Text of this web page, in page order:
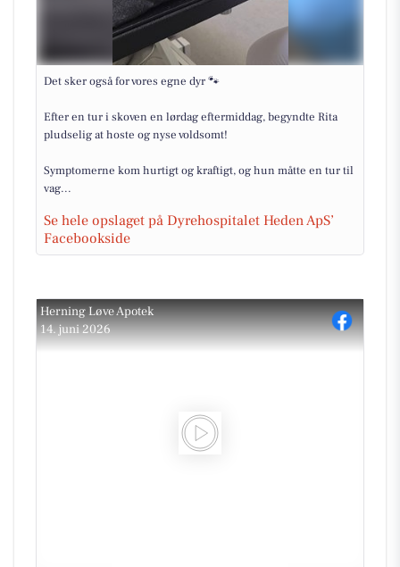
Det sker også for vores egne dyr 🐾
Efter en tur i skoven en lørdag eftermiddag, begyndte Rita
pludselig at hoste og nyse voldsomt!
Symptomerne kom hurtigt og kraftigt, og hun måtte en tur til
vag...
Se hele opslaget på Dyrehospitalet Heden ApS’
Facebookside
Herning Løve Apotek
14. juni 2026